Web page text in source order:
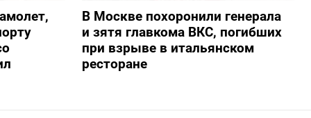
В Москве похоронили генерала
и зятя главкома ВКС, погибших
при взрыве в итальянском
ресторане